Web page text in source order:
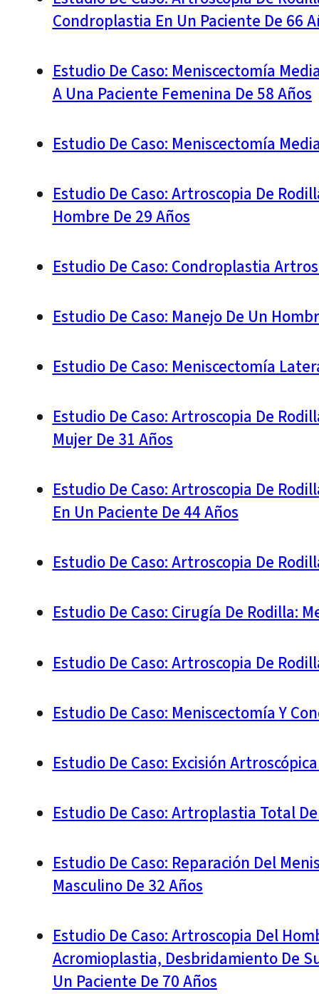
Condroplastia En Un Paciente De 66
Estudio De Caso: Meniscectomía
A Una Paciente Femenina De 58 Años
Estudio De Caso: Meniscectomía
Estudio De Caso: Artroscopia De
Hombre De 29 Años
Estudio De Caso: Condroplastia
Estudio De Caso: Manejo De Un
Estudio De Caso: Meniscectomía
Estudio De Caso: Artroscopia De
Mujer De 31 Años
Estudio De Caso: Artroscopia De
En Un Paciente De 44 Años
Estudio De Caso: Artroscopia De
Estudio De Caso: Cirugía De Rodilla:
Estudio De Caso: Artroscopia De
Estudio De Caso: Meniscectomía Y
Estudio De Caso: Excisión
Estudio De Caso: Artroplastia Total
Estudio De Caso: Reparación Del
Masculino De 32 Años
Estudio De Caso: Artroscopia Del
Acromioplastia, Desbridamiento De
Un Paciente De 70 Años